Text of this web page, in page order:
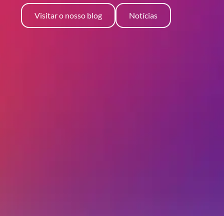
Visitar o nosso blog Notícias